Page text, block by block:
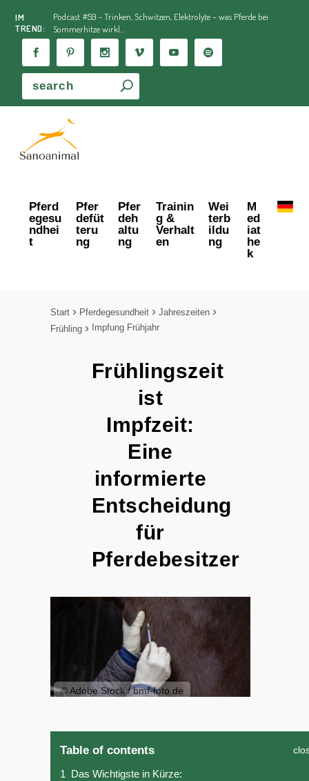
IM
TREND:
Podcast #59 - Trinken, Schwitzen, Elektrolyte – was Pferde bei
Sommerhitze wirkl...
Pferd
egesu
ndhei
t
Pfer
defüt
teru
ng
Pfer
deh
altu
ng
Trainin
g &
Verhalt
en
Wei
terb
ildu
ng
M
ed
iat
he
k
Start Pferdegesundheit
Jahreszeiten
Frühling
Impfung Frühjahr
Frühlingszeit
ist
Impfzeit:
Eine
informierte
Entscheidung
für
Pferdebesitzer
© Adobe Stock / bmf-foto.de
Table of contents
1 Das Wichtigste in Kürze: